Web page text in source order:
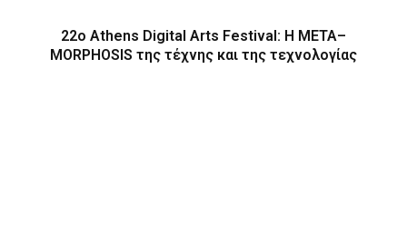
22ο Athens Digital Arts Festival: Η ΜΕΤΑ–
MORPHOSIS της τέχνης και της τεχνολογίας